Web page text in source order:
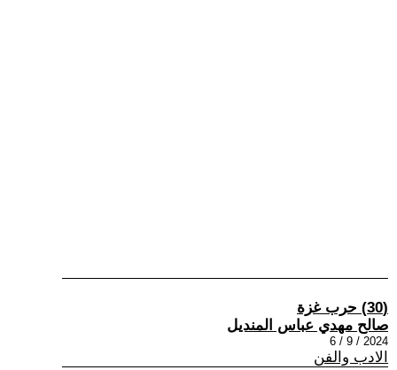
(30) حرب غزة
صالح مهدي عباس المنديل
2024 / 9 / 6
الادب والفن